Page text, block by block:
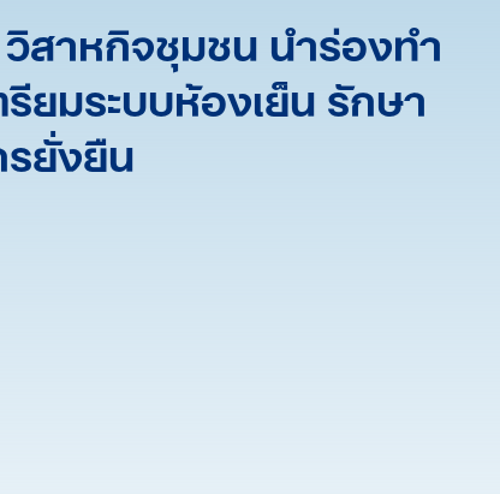
สาหกิจชุมชน นำร่องทำ
มระบบห้องเย็น รักษา
ยั่งยืน